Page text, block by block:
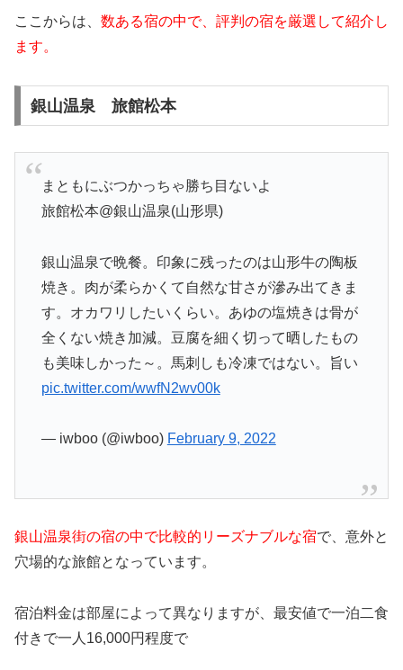
ここからは、 数ある宿の中で、評判の宿を厳選して紹介し
ます。
銀山温泉 旅館松本
まともにぶつかっちゃ勝ち目ないよ
旅館松本@銀山温泉(山形県)
銀山温泉で晩餐。印象に残ったのは山形牛の陶板
焼き。肉が柔らかくて自然な甘さが滲み出てきま
す。オカワリしたいくらい。あゆの塩焼きは骨が
全くない焼き加減。豆腐を細く切って晒したもの
も美味しかった～。馬刺しも冷凍ではない。旨い
pic.twitter.com/wwfN2wv00k
— iwboo (@iwboo) February 9, 2022
銀山温泉街の宿の中で比較的リーズナブルな宿で、意外と
穴場的な旅館となっています。
宿泊料金は部屋によって異なりますが、最安値で一泊二食
付きで一人16,000円程度で